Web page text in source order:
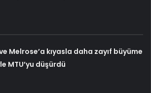
Melrose’a kıyasla daha zayıf büyüme
MTU’yu düşürdü